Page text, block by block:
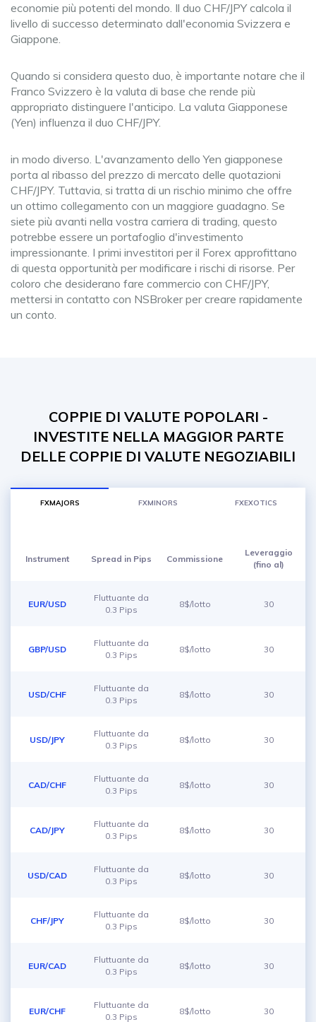
economie più potenti del mondo. Il duo CHF/JPY calcola il
livello di successo determinato dall'economia Svizzera e
Giappone.
Quando si considera questo duo, è importante notare che il
Franco Svizzero è la valuta di base che rende più
appropriato distinguere l'anticipo. La valuta Giapponese
(Yen) influenza il duo CHF/JPY.
in modo diverso. L'avanzamento dello Yen giapponese
porta al ribasso del prezzo di mercato delle quotazioni
CHF/JPY. Tuttavia, si tratta di un rischio minimo che offre
un ottimo collegamento con un maggiore guadagno. Se
siete più avanti nella vostra carriera di trading, questo
potrebbe essere un portafoglio d'investimento
impressionante. I primi investitori per il Forex approfittano
di questa opportunità per modificare i rischi di risorse. Per
coloro che desiderano fare commercio con CHF/JPY,
mettersi in contatto con NSBroker per creare rapidamente
un conto.
COPPIE DI VALUTE POPOLARI -
INVESTITE NELLA MAGGIOR PARTE
DELLE COPPIE DI VALUTE NEGOZIABILI
FXMAJORS FXMINORS FXEXOTICS
Instrument Spread in Pips Commissione
Leveraggio
(fino al)
EUR/USD
Fluttuante da
0.3 Pips
8$/lotto 30
GBP/USD
Fluttuante da
0.3 Pips
8$/lotto 30
USD/CHF
Fluttuante da
0.3 Pips
8$/lotto 30
USD/JPY
Fluttuante da
0.3 Pips
8$/lotto 30
CAD/CHF
Fluttuante da
0.3 Pips
8$/lotto 30
CAD/JPY
Fluttuante da
0.3 Pips
8$/lotto 30
USD/CAD
Fluttuante da
0.3 Pips
8$/lotto 30
CHF/JPY
Fluttuante da
0.3 Pips
8$/lotto 30
EUR/CAD
Fluttuante da
0.3 Pips
8$/lotto 30
EUR/CHF
Fluttuante da
0.3 Pips
8$/lotto 30